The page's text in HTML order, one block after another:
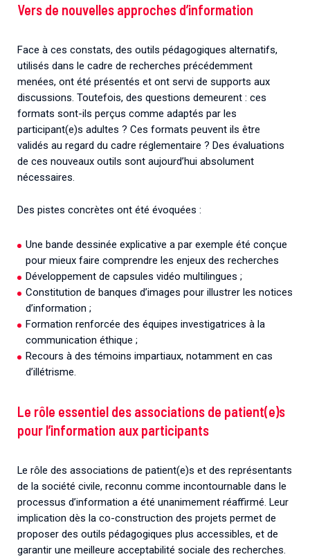
Vers de nouvelles approches d’information
Face à ces constats, des outils pédagogiques alternatifs,
utilisés dans le cadre de recherches précédemment
menées, ont été présentés et ont servi de supports aux
discussions. Toutefois, des questions demeurent : ces
formats sont-ils perçus comme adaptés par les
participant(e)s adultes ? Ces formats peuvent ils être
validés au regard du cadre réglementaire ? Des évaluations
de ces nouveaux outils sont aujourd’hui absolument
nécessaires.
Des pistes concrètes ont été évoquées :
Une bande dessinée explicative a par exemple été conçue
pour mieux faire comprendre les enjeux des recherches
Développement de capsules vidéo multilingues ;
Constitution de banques d’images pour illustrer les notices
d’information ;
Formation renforcée des équipes investigatrices à la
communication éthique ;
Recours à des témoins impartiaux, notamment en cas
d’illétrisme.
Le rôle essentiel des associations de patient(e)s
pour l’information aux participants
Le rôle des associations de patient(e)s et des représentants
de la société civile, reconnu comme incontournable dans le
processus d’information a été unanimement réaffirmé. Leur
implication dès la co-construction des projets permet de
proposer des outils pédagogiques plus accessibles, et de
garantir une meilleure acceptabilité sociale des recherches.